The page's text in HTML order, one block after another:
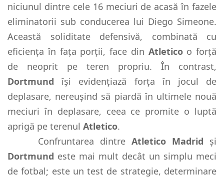
niciunul dintre cele 16 meciuri de acasă în fazele
eliminatorii sub conducerea lui Diego Simeone.
Această soliditate defensivă, combinată cu
eficiența în fața porții, face din Atleticoo forță
de neoprit pe teren propriu. În contrast,
Dortmund își evidențiază forța în jocul de
deplasare, nereușind să piardă în ultimele nouă
meciuri în deplasare, ceea ce promite o luptă
aprigă pe terenul Atletico.
Confruntarea dintre Atletico Madrid și
Dortmund este mai mult decât un simplu meci
de fotbal; este un test de strategie, determinare